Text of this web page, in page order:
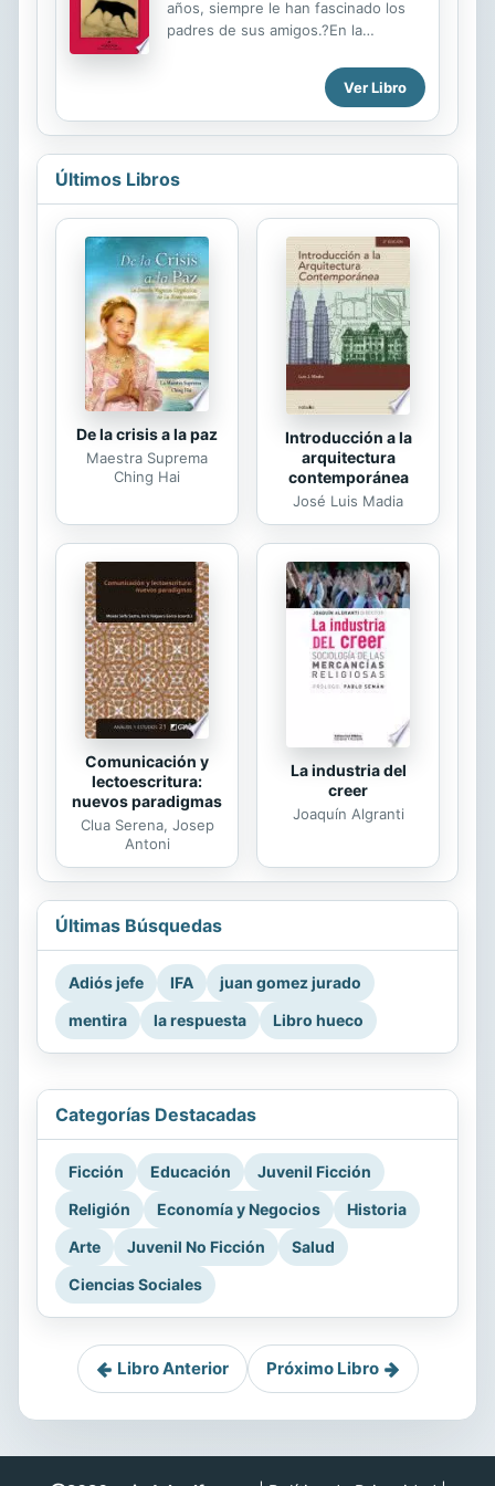
años, siempre le han fascinado los
padres de sus amigos.?En la
rebelaban contra sus padres, él era
el buen chico que les acompañaba y
satisfacía sus deseos. Ahora, a los
cuarenta años, su últ
Ver Libro
Últimos Libros
De la crisis a la paz
Maestra Suprema
Ching Hai
Introducción a la
arquitectura
contemporánea
José Luis Madia
Comunicación y
lectoescritura:
nuevos paradigmas
Clua Serena, Josep
Antoni
La industria del
creer
Joaquín Algranti
Últimas Búsquedas
Adiós jefe IFA
juan gomez jurado
mentira
la respuesta Libro hueco
Categorías Destacadas
Ficción Educación
Juvenil Ficción
Religión
Economía y Negocios
Historia
Arte
Juvenil No Ficción
Salud
Ciencias Sociales
Libro Anterior Próximo Libro